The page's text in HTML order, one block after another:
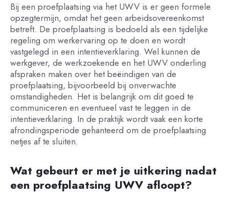
Bij een proefplaatsing via het UWV is er geen formele
opzegtermijn, omdat het geen arbeidsovereenkomst
betreft. De proefplaatsing is bedoeld als een tijdelijke
regeling om werkervaring op te doen en wordt
vastgelegd in een intentieverklaring. Wel kunnen de
werkgever, de werkzoekende en het UWV onderling
afspraken maken over het beëindigen van de
proefplaatsing, bijvoorbeeld bij onverwachte
omstandigheden. Het is belangrijk om dit goed te
communiceren en eventueel vast te leggen in de
intentieverklaring. In de praktijk wordt vaak een korte
afrondingsperiode gehanteerd om de proefplaatsing
netjes af te sluiten.
Wat gebeurt er met je uitkering nadat
een proefplaatsing UWV afloopt?